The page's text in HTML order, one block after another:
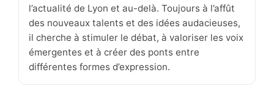
l’actualité de Lyon et au-delà. Toujours à l’affût
des nouveaux talents et des idées audacieuses,
il cherche à stimuler le débat, à valoriser les voix
émergentes et à créer des ponts entre
différentes formes d’expression.